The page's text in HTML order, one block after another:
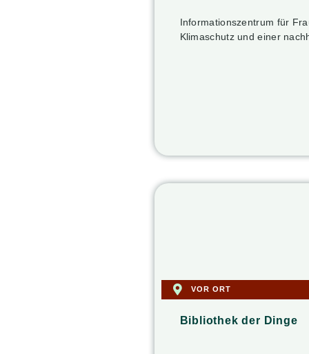
Informationszentrum für
Klimaschutz und einer
VOR ORT
Bibliothek der Dinge